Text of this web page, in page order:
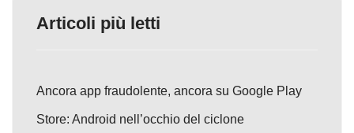
Articoli più letti
Ancora app fraudolente, ancora su Google Play
Store: Android nell’occhio del ciclone